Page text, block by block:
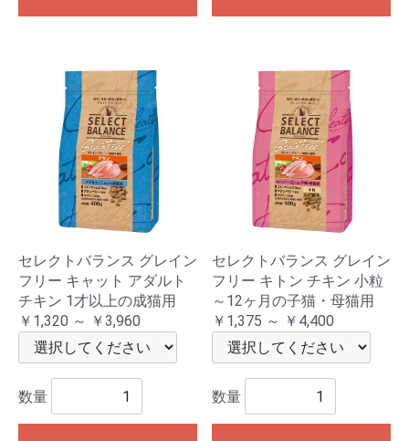
セレクトバランス グレイン
フリー キャット アダルト
チキン 1才以上の成猫用
￥1,320 ～ ￥3,960
数量
セレクトバランス グレイン
フリー キトン チキン 小粒
～12ヶ月の子猫・母猫用
￥1,375 ～ ￥4,400
数量